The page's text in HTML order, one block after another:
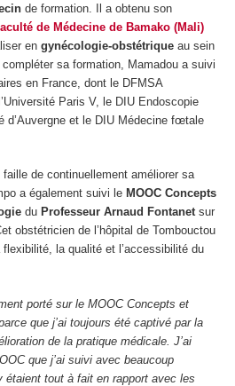
de formation. Il a obtenu son
de Médecine de Bamako (Mali)
en gynécologie-obstétrique au sein
sa formation, Mamadou a suivi
en France, dont le DFMSA
Paris V, le DIU Endoscopie
d’Auvergne et le DIU Médecine fœtale
de continuellement améliorer sa
a également suivi le MOOC Concepts
du Professeur Arnaud Fontanetsur
obstétricien de l’hôpital de Tombouctou
la qualité et l’accessibilité du
porté sur le MOOC Concepts et
que j’ai toujours été captivé par la
de la pratique médicale. J’ai
que j’ai suivi avec beaucoup
étaient tout à fait en rapport avec les